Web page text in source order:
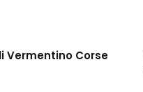
Vermentino Corse